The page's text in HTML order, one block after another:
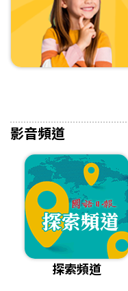
影音頻道
探索頻道